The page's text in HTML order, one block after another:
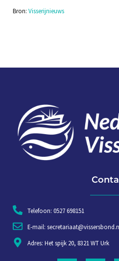
Bron: Visserijnieuws
Telefoon: 0527 698151
E-mail:
Adres: Het spijk 20, 8321 WT Urk